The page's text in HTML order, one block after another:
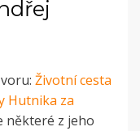
Životní cesta
Hutnika za
některé z jeho